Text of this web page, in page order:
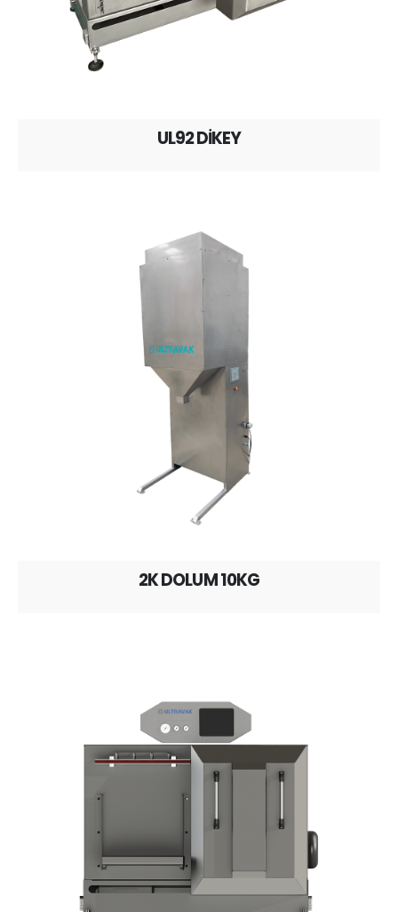
UL92 DİKEY
2K DOLUM 10KG